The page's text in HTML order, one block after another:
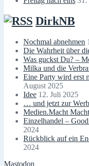
DirkNB
Nochmal abnehmen
Die Wahrheit über
Was guckst Du? –
Milka und die
Eine Party wird erst
August 2025
Idee 12. Juli 2025
… und jetzt zur
Medien.Macht
Einzelhandel –
2024
Rückblick auf ein
2024
Mastodon